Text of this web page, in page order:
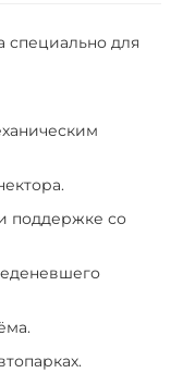
специально для
поддержке со